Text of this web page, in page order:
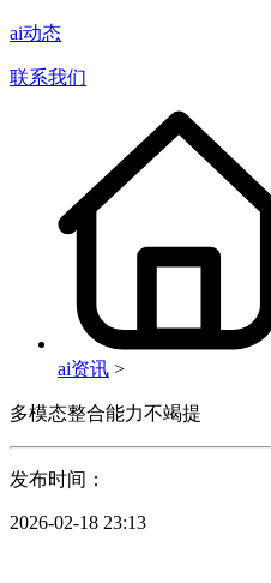
ai动态
联系我们
ai资讯 >
多模态整合能力不竭提
发布时间：
2026-02-18 23:13